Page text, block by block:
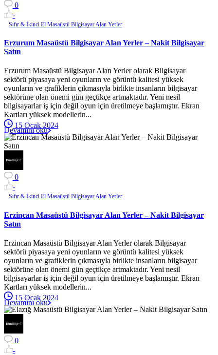
0
-
Sıfır & İkinci El Masaüstü Bilgisayar Alan Yerler
Erzurum Masaüstü Bilgisayar Alan Yerler – Nakit Bilgisayar
Satın
Erzurum Masaüstü Bilgisayar Alan Yerler olarak Bilgisayar
sektörü piyasaya yeni oyunların ve görüntü kalitesi yüksek
oyunların ve grafiklerin çıkmasıyla birlikte insanların bilgisayar
sektörüne olan önemi gün geçtikçe artmaktadır. Yeni nesil
bilgisayarlar iş için değil oyun için üretilmeye başlamıştır. Ekran
Kartları yüksek modellerin...
15 Ocak 2024
Devamını oku
0
-
Sıfır & İkinci El Masaüstü Bilgisayar Alan Yerler
Erzincan Masaüstü Bilgisayar Alan Yerler – Nakit Bilgisayar
Satın
Erzincan Masaüstü Bilgisayar Alan Yerler olarak Bilgisayar
sektörü piyasaya yeni oyunların ve görüntü kalitesi yüksek
oyunların ve grafiklerin çıkmasıyla birlikte insanların bilgisayar
sektörüne olan önemi gün geçtikçe artmaktadır. Yeni nesil
bilgisayarlar iş için değil oyun için üretilmeye başlamıştır. Ekran
Kartları yüksek modellerin...
15 Ocak 2024
Devamını oku
0
-